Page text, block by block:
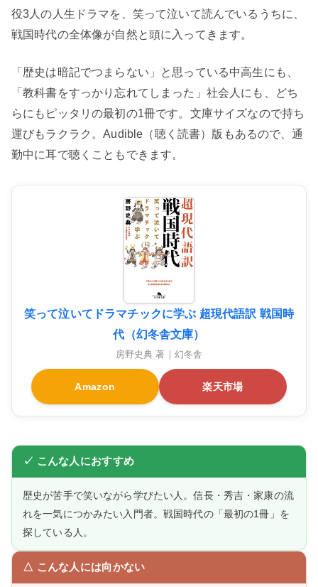
役3人の人生ドラマを、笑って泣いて読んでいるうちに、
戦国時代の全体像が自然と頭に入ってきます。
「歴史は暗記でつまらない」と思っている中高生にも、
「教科書をすっかり忘れてしまった」社会人にも、どち
らにもピッタリの最初の1冊です。文庫サイズなので持ち
運びもラクラク。Audible（聴く読書）版もあるので、通
勤中に耳で聴くこともできます。
笑って泣いてドラマチックに学ぶ 超現代語訳 戦国時
代（幻冬舎文庫）
房野史典 著｜幻冬舎
Amazon 楽天市場
✓ こんな人におすすめ
歴史が苦手で笑いながら学びたい人。信長・秀吉・家康の流
れを一気につかみたい入門者。戦国時代の「最初の1冊」を
探している人。
△ こんな人には向かない